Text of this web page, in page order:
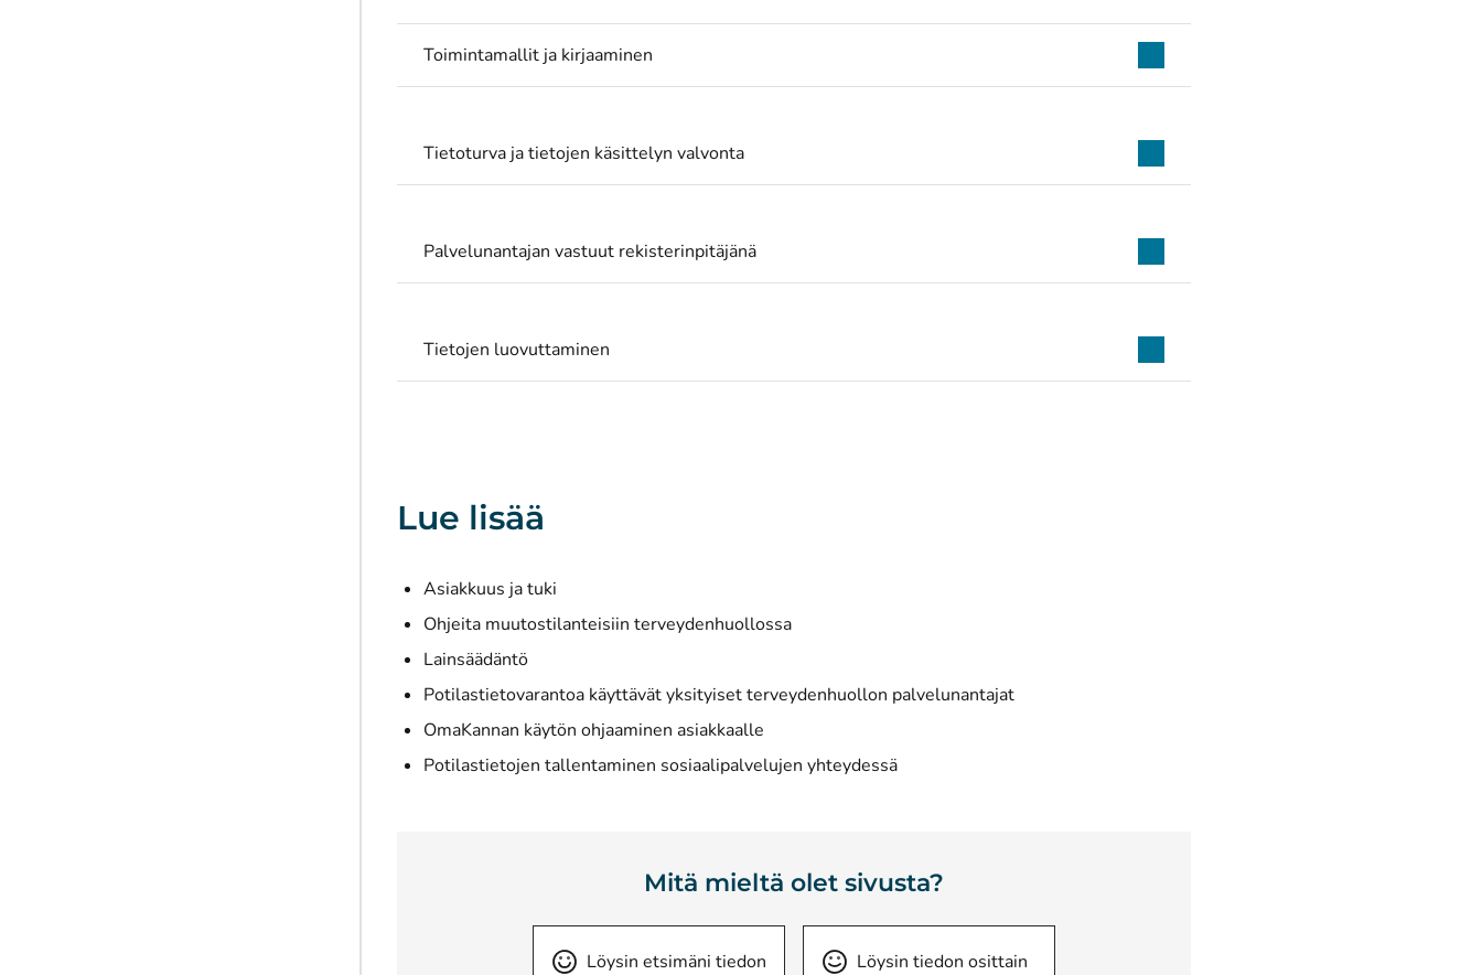
Toimintamallit ja kirjaaminen
Tietoturva ja tietojen käsittelyn valvonta
Palvelunantajan vastuut rekisterinpitäjänä
Tietojen luovuttaminen
Lue lisää
Asiakkuus ja tuki
Ohjeita muutostilanteisiin terveydenhuollossa
Lainsäädäntö
Potilastietovarantoa käyttävät yksityiset terveydenhuollon palvelunantajat
OmaKannan käytön ohjaaminen asiakkaalle
Potilastietojen tallentaminen sosiaalipalvelujen yhteydessä
Mitä mieltä olet sivusta?
Löysin etsimäni tiedon Löysin tiedon osittain